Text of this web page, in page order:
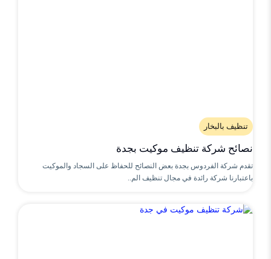
تنظيف بالبخار
نصائح شركة تنظيف موكيت بجدة
تقدم شركة الفردوس بجدة بعض النصائح للحفاظ على السجاد والموكيت
باعتبارنا شركة رائدة في مجال تنظيف الم..